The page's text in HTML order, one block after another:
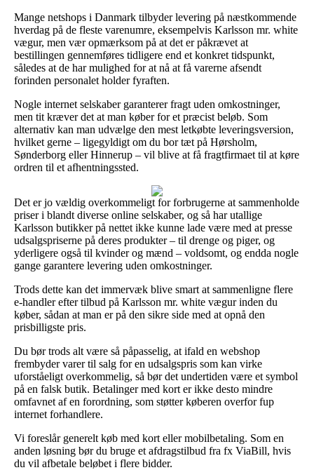
Mange netshops i Danmark tilbyder levering på næstkommende
hverdag på de fleste varenumre, eksempelvis Karlsson mr. white
vægur, men vær opmærksom på at det er påkrævet at
bestillingen gennemføres tidligere end et konkret tidspunkt,
således at de har mulighed for at nå at få varerne afsendt
forinden personalet holder fyraften.
Nogle internet selskaber garanterer fragt uden omkostninger,
men tit kræver det at man køber for et præcist beløb. Som
alternativ kan man udvælge den mest letkøbte leveringsversion,
hvilket gerne – ligegyldigt om du bor tæt på Hørsholm,
Sønderborg eller Hinnerup – vil blive at få fragtfirmaet til at køre
ordren til et afhentningssted.
Det er jo vældig overkommeligt for forbrugerne at sammenholde
priser i blandt diverse online selskaber, og så har utallige
Karlsson butikker på nettet ikke kunne lade være med at presse
udsalgspriserne på deres produkter – til drenge og piger, og
yderligere også til kvinder og mænd – voldsomt, og endda nogle
gange garantere levering uden omkostninger.
Trods dette kan det immervæk blive smart at sammenligne flere
e-handler efter tilbud på Karlsson mr. white vægur inden du
køber, sådan at man er på den sikre side med at opnå den
prisbilligste pris.
Du bør trods alt være så påpasselig, at ifald en webshop
frembyder varer til salg for en udsalgspris som kan virke
uforståeligt overkommelig, så bør det undertiden være et symbol
på en falsk butik. Betalinger med kort er ikke desto mindre
omfavnet af en forordning, som støtter køberen overfor fup
internet forhandlere.
Vi foreslår generelt køb med kort eller mobilbetaling. Som en
anden løsning bør du bruge et afdragstilbud fra fx ViaBill, hvis
du vil afbetale beløbet i flere bidder.